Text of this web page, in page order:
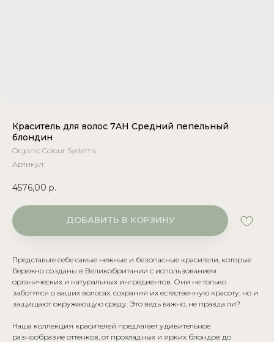
Краситель для волос 7AH Средний пепельный
блондин
Organic Colour Systems
Артикул:
4576,00 р.
ДОБАВИТЬ В КОРЗИНУ
Представьте себе самые нежные и безопасные красители, которые
бережно созданы в Великобритании с использованием
органических и натуральных ингредиентов. Они не только
заботятся о ваших волосах, сохраняя их естественную красоту, но и
защищают окружающую среду. Это ведь важно, не правда ли?
Наша коллекция красителей предлагает удивительное
разнообразие оттенков, от прохладных и ярких блондов до